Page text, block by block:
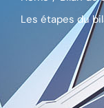
Actualités
Contact
Les étapes du